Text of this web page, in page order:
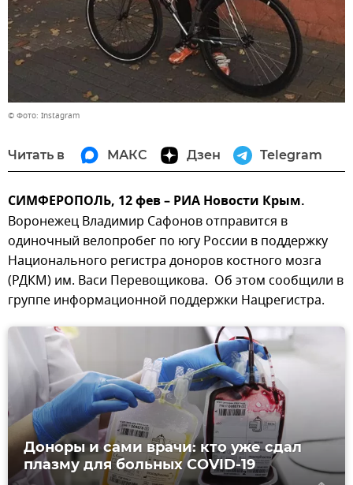
© Фото: Instagram
Читать в МАКС Дзен Telegram
СИМФЕРОПОЛЬ, 12 фев – РИА Новости Крым.
Воронежец Владимир Сафонов отправится в
одиночный велопробег по югу России в поддержку
Национального регистра доноров костного мозга
(РДКМ) им. Васи Перевощикова. Об этом сообщили в
группе информационной поддержки Нацрегистра.
Доноры и сами врачи: кто уже сдал
плазму для больных COVID-19